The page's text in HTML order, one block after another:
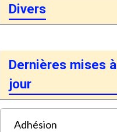
Divers
Dernières mises à
jour
Adhésion